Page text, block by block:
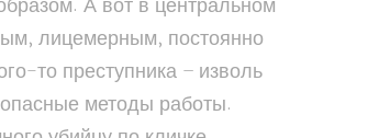
лицемерным, постоянно
то преступника – изволь
методы работы.